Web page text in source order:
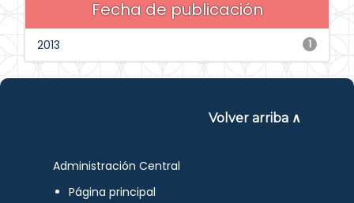
Fecha de publicación
1
2013
Volver arriba ∧
Administración Central
Página principal